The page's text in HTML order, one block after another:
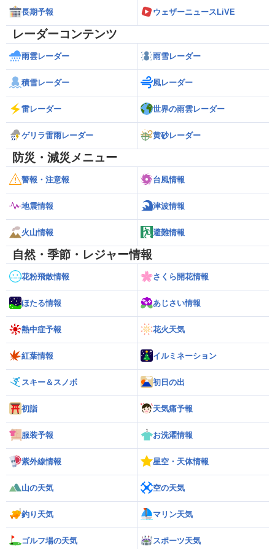
長期予報 ウェザーニュースLiVE
レーダーコンテンツ
雨雲レーダー 雨雪レーダー
積雪レーダー 風レーダー
雷レーダー 世界の雨雲レーダー
ゲリラ雷雨レーダー 黄砂レーダー
防災・減災メニュー
警報・注意報 台風情報
地震情報 津波情報
火山情報 避難情報
自然・季節・レジャー情報
花粉飛散情報 さくら開花情報
ほたる情報 あじさい情報
熱中症予報 花火天気
紅葉情報 イルミネーション
スキー＆スノボ 初日の出
初詣 天気痛予報
服装予報 お洗濯情報
紫外線情報 星空・天体情報
山の天気 空の天気
釣り天気 マリン天気
ゴルフ場の天気 スポーツ天気